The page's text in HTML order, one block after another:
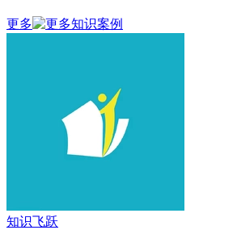
更多
知识飞跃